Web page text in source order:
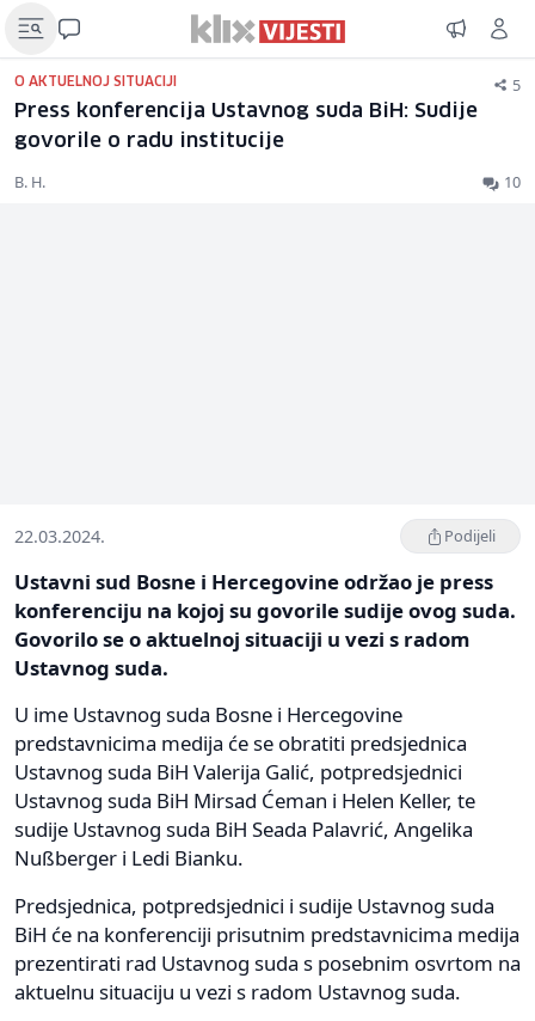
O AKTUELNOJ SITUACIJI 5
Press konferencija Ustavnog suda BiH: Sudije
govorile o radu institucije
B. H. 10
22.03.2024. Podijeli
Ustavni sud Bosne i Hercegovine održao je press
konferenciju na kojoj su govorile sudije ovog suda.
Govorilo se o aktuelnoj situaciji u vezi s radom
Ustavnog suda.
U ime Ustavnog suda Bosne i Hercegovine
predstavnicima medija će se obratiti predsjednica
Ustavnog suda BiH Valerija Galić, potpredsjednici
Ustavnog suda BiH Mirsad Ćeman i Helen Keller, te
sudije Ustavnog suda BiH Seada Palavrić, Angelika
Nußberger i Ledi Bianku.
Predsjednica, potpredsjednici i sudije Ustavnog suda
BiH će na konferenciji prisutnim predstavnicima medija
prezentirati rad Ustavnog suda s posebnim osvrtom na
aktuelnu situaciju u vezi s radom Ustavnog suda.